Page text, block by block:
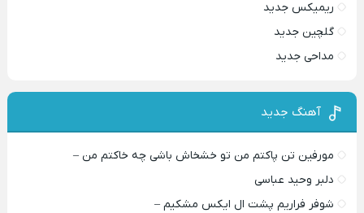
ریمیکس جدید
گلچین جدید
مداحی جدید
آهنگ جدید
مورفین تن پاکتم من تو خشخاش باشی چه خاکتم من –
دلبر وحید عباسی
شوفر فراریم پشت ال ایکس مشکیم –